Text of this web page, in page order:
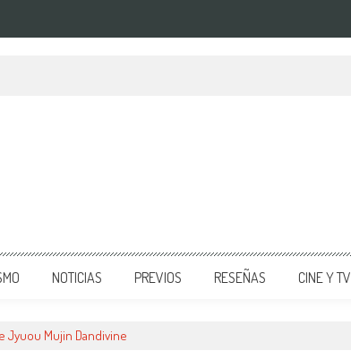
NOTICIAS PREVIOS RESEÑAS CINE Y TV
Jyuou Mujin Dandivine